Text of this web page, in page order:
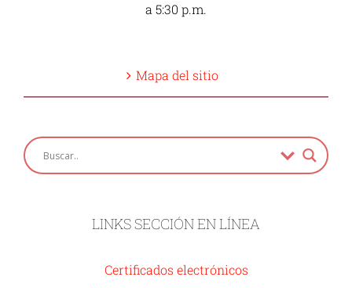
a 5:30 p.m.
Mapa del sitio
LINKS SECCIÓN EN LÍNEA
Certificados electrónicos